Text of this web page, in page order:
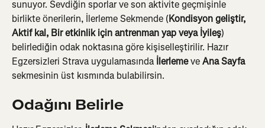
sunuyor. Sevdiğin sporlar ve son aktivite geçmişinle
birlikte önerilerin, İlerleme Sekmende (Kondisyon geliştir,
Aktif kal, Bir etkinlik için antrenman yap veya İyileş)
belirlediğin odak noktasına göre kişiselleştirilir. Hazır
Egzersizleri Strava uygulamasında İlerleme ve Ana Sayfa
sekmesinin üst kısmında bulabilirsin.
Odağını Belirle